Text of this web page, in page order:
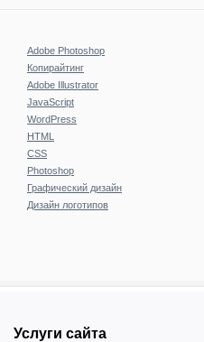
Adobe Photoshop
Копирайтинг
Adobe Illustrator
JavaScript
WordPress
HTML
CSS
Photoshop
Графический дизайн
Дизайн логотипов
Услуги сайта